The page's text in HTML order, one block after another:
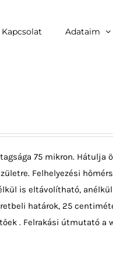
Kapcsolat Adataim
75 mikron. Hátulja
Felhelyezési
is eltávolítható,
határok, 25
. Felrakási útmutató a